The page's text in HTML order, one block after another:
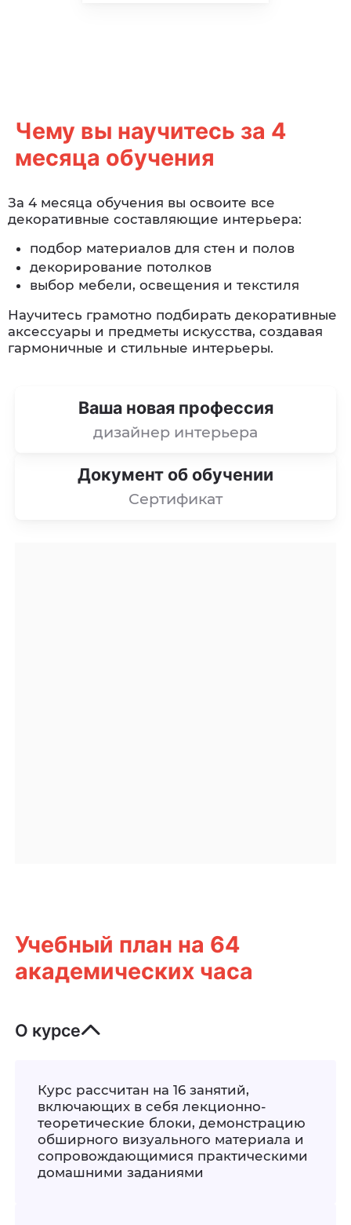
Чему вы научитесь за 4
месяца обучения
За 4 месяца обучения вы освоите все
декоративные составляющие интерьера:
подбор материалов для стен и полов
декорирование потолков
выбор мебели, освещения и текстиля
Научитесь грамотно подбирать декоративные
аксессуары и предметы искусства, создавая
гармоничные и стильные интерьеры.
Ваша новая профессия
дизайнер интерьера
Документ об обучении
Сертификат
Учебный план на 64
академических часа
О курсе
Курс рассчитан на 16 занятий,
включающих в себя лекционно-
теоретические блоки, демонстрацию
обширного визуального материала и
сопровождающимися практическими
домашними заданиями